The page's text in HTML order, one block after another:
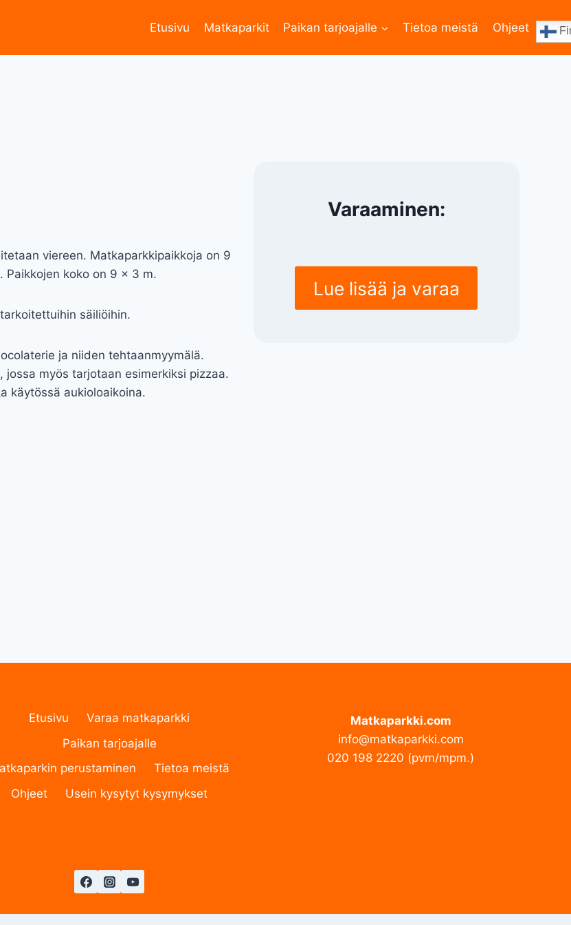
Etusivu Matkaparkit Paikan tarjoajalle Tietoa meistä Ohjeet
viereen. Matkaparkkipaikkoja on 9
Paikkojen koko on 9 x 3 m.
säiliöihin.
ja niiden tehtaanmyymälä.
jossa myös tarjotaan esimerkiksi pizzaa.
käytössä aukioloaikoina.
Varaaminen:
Lue lisää ja varaa
Etusivu
Varaa matkaparkki
Paikan tarjoajalle
perustaminen
Tietoa meistä
Ohjeet
Usein kysytyt kysymykset
Matkaparkki.com
info@matkaparkki.com
020 198 2220 (pvm/mpm.)